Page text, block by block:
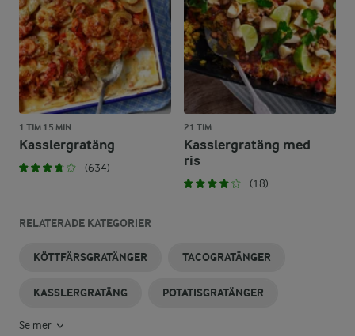
1 TIM 15 MIN
Kasslergratäng
(634)
21 TIM
Kasslergratäng med
ris
(18)
RELATERADE KATEGORIER
KÖTTFÄRSGRATÄNGER TACOGRATÄNGER
KASSLERGRATÄNG POTATISGRATÄNGER
Se mer